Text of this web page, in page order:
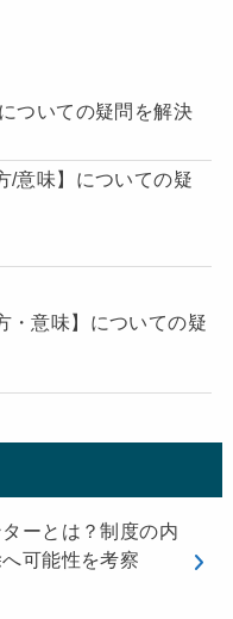
ついての疑問を解決
/意味】についての疑
・意味】についての疑
ーとは？制度の内
可能性を考察